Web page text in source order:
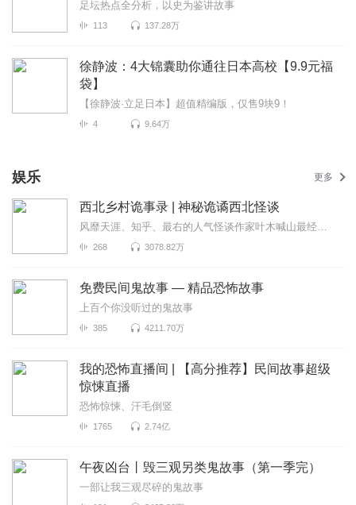
足坛热点全分析，以史为鉴讲故事
113 137.28万
徐静波：4大锦囊助你通往日本高校【9.9元福
袋】
【徐静波·立足日本】超值精编版，仅售9块9！
4 9.64万
娱乐 更多
西北乡村诡事录 | 神秘诡谲西北怪谈
风靡天涯、知乎、最右的人气怪谈作家叶木喊山最经典的民间传说《西北乡村诡事录》...
268 3078.82万
免费民间鬼故事 — 精品恐怖故事
上百个你没听过的鬼故事
385 4211.70万
我的恐怖直播间 | 【高分推荐】民间故事超级
惊悚直播
恐怖惊悚、汗毛倒竖
1765 2.74亿
午夜凶台丨毁三观另类鬼故事（第一季完）
一部让我三观尽碎的鬼故事